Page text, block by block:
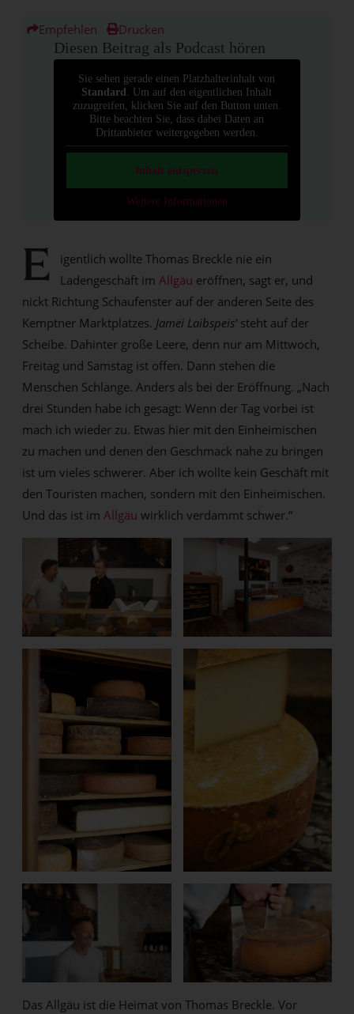
Empfehlen Drucken
Diesen Beitrag als Podcast hören
Sie sehen gerade einen Platzhalterinhalt von
Standard . Um auf den eigentlichen Inhalt
zuzugreifen, klicken Sie auf den Button unten.
Bitte beachten Sie, dass dabei Daten an
Drittanbieter weitergegeben werden.
Inhalt entsperren
Weitere Informationen
E
igentlich wollte Thomas Breckle nie ein
Ladengeschäft im Allgäu eröffnen, sagt er, und
nickt Richtung Schaufenster auf der anderen Seite des
Kemptner Marktplatzes. Jamei Laibspeis‘steht auf der
Scheibe. Dahinter große Leere, denn nur am Mittwoch,
Freitag und Samstag ist offen. Dann stehen die
Menschen Schlange. Anders als bei der Eröffnung. „Nach
drei Stunden habe ich gesagt: Wenn der Tag vorbei ist
mach ich wieder zu. Etwas hier mit den Einheimischen
zu machen und denen den Geschmack nahe zu bringen
ist um vieles schwerer. Aber ich wollte kein Geschäft mit
den Touristen machen, sondern mit den Einheimischen.
Und das ist im Allgäu wirklich verdammt schwer.“
Das Allgäu ist die Heimat von Thomas Breckle. Vor